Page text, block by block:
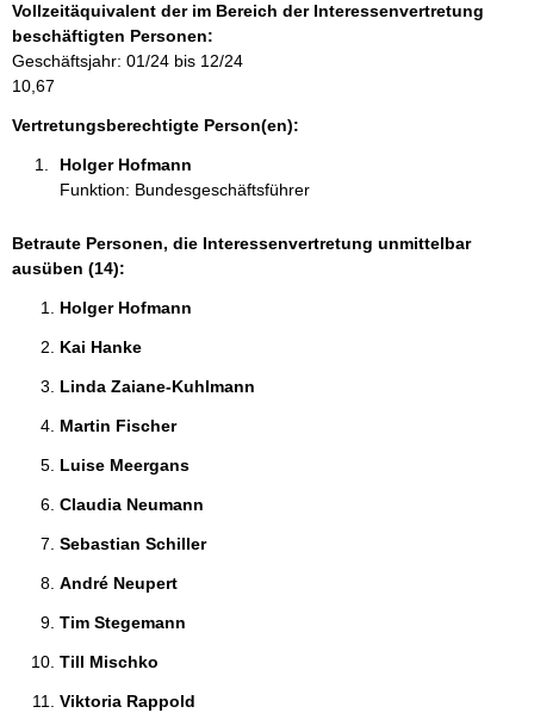
i
o
n
e
n
Vollzeitäquivalent der im Bereich der Interessenvertretung
beschäftigten Personen:
Geschäftsjahr: 01/24 bis 12/24
10,67
Vertretungsberechtigte Person(en):
Holger Hofmann
Funktion: Bundesgeschäftsführer
Betraute Personen, die Interessenvertretung unmittelbar
ausüben (14):
Holger Hofmann
Kai Hanke
Linda Zaiane-Kuhlmann
Martin Fischer
Luise Meergans
Claudia Neumann
Sebastian Schiller
André Neupert
Tim Stegemann
Till Mischko
Viktoria Rappold